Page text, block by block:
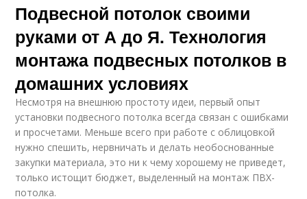
Подвесной потолок своими
руками от А до Я. Технология
монтажа подвесных потолков в
домашних условиях
Несмотря на внешнюю простоту идеи, первый опыт
установки подвесного потолка всегда связан с ошибками
и просчетами. Меньше всего при работе с облицовкой
нужно спешить, нервничать и делать необоснованные
закупки материала, это ни к чему хорошему не приведет,
только истощит бюджет, выделенный на монтаж ПВХ-
потолка.